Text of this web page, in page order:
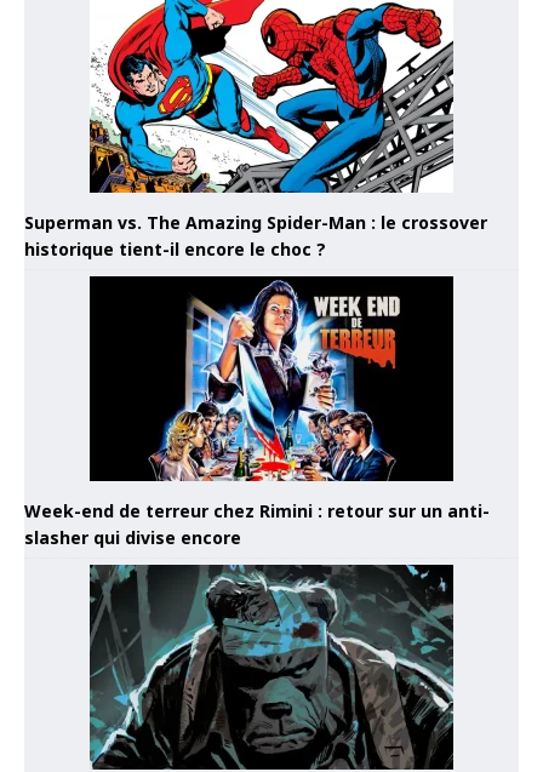
Superman vs. The Amazing Spider-Man : le crossover
historique tient-il encore le choc ?
Week-end de terreur chez Rimini : retour sur un anti-
slasher qui divise encore